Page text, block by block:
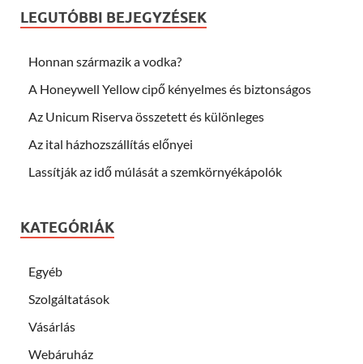
LEGUTÓBBI BEJEGYZÉSEK
Honnan származik a vodka?
A Honeywell Yellow cipő kényelmes és biztonságos
Az Unicum Riserva összetett és különleges
Az ital házhozszállítás előnyei
Lassítják az idő múlását a szemkörnyékápolók
KATEGÓRIÁK
Egyéb
Szolgáltatások
Vásárlás
Webáruház